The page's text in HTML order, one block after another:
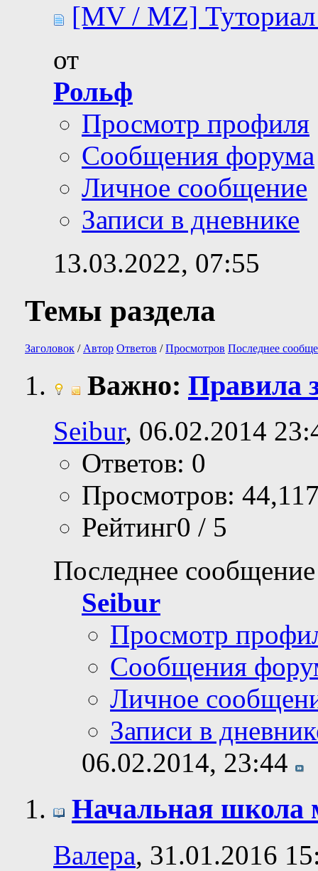
[MV / MZ]
от
Рольф
Просмотр профиля
Сообщения форума
Личное сообщение
Записи в дневнике
13.03.2022, 07:55
Темы раздела
Заголовок / Автор Ответов /Просмотров Последнее
Важно: Правила
Seibur, 06.02.2014
Ответов: 0
Просмотров:
Рейтинг0 / 5
Последнее
Seibur
Просмотр
Сообщения
Личное
Записи в
06.02.2014, 23:44
Начальная школа
Валера, 31.01.2016